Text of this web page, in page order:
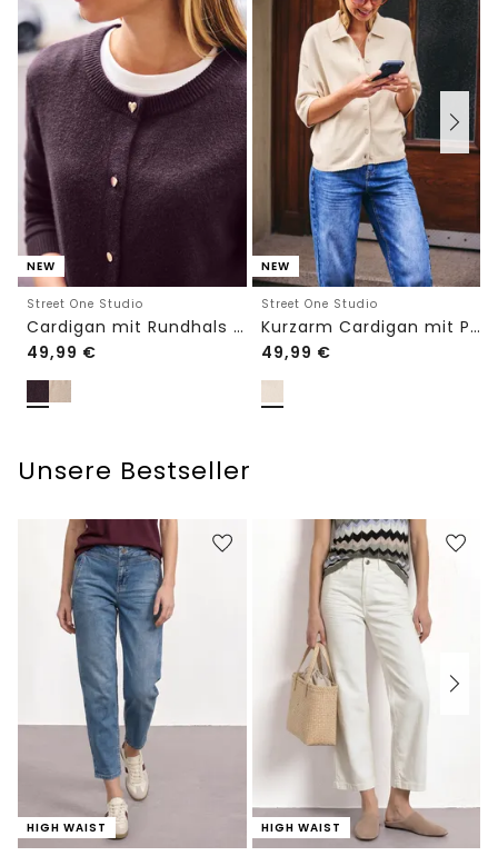
NEW
Street One Studio
Cardigan mit Rundhals und Knöpfen
49,99 €
NEW
Street One Studio
Kurzarm Cardigan mit Polokragen
49,99 €
Unsere Bestseller
HIGH WAIST HIGH WAIST